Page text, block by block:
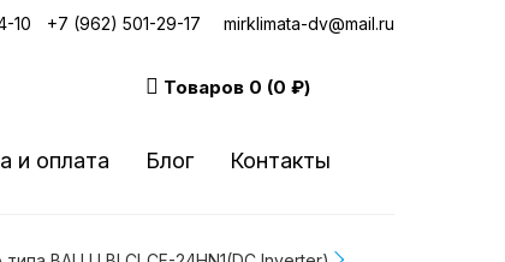
10 +7 (962) 501-29-17 mirklimata-dv@mail.ru
Товаров 0 (0 ₽)
и оплата Блог Контакты